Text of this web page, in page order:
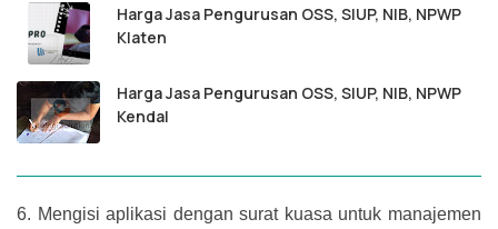
Harga Jasa Pengurusan OSS, SIUP, NIB, NPWP
Klaten
Harga Jasa Pengurusan OSS, SIUP, NIB, NPWP
Kendal
6. Mengisi aplikasi dengan surat kuasa untuk manajemen